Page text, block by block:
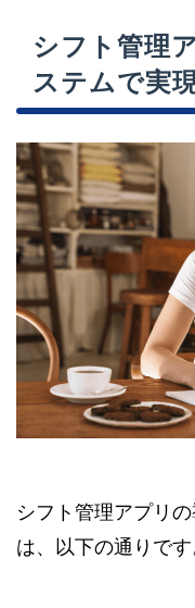
シフト管理
ステムで実
シフト管理アプリ
は、以下の通りです